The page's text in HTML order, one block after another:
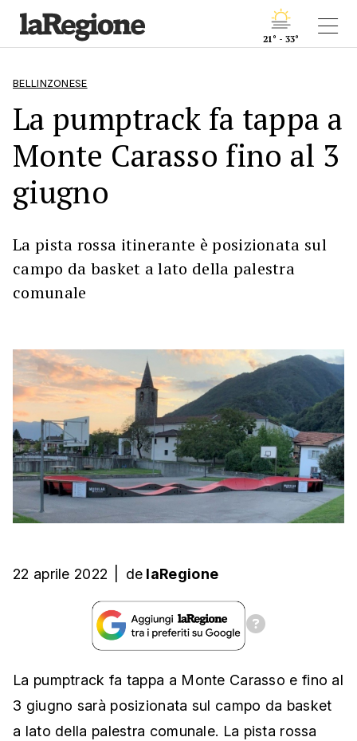
21° - 33°
BELLINZONESE
La pumptrack fa tappa a
Monte Carasso fino al 3
giugno
La pista rossa itinerante è posizionata sul
campo da basket a lato della palestra
comunale
22 aprile 2022 de laRegione
La pumptrack fa tappa a Monte Carasso e fino al
3 giugno sarà posizionata sul campo da basket
a lato della palestra comunale. La pista rossa